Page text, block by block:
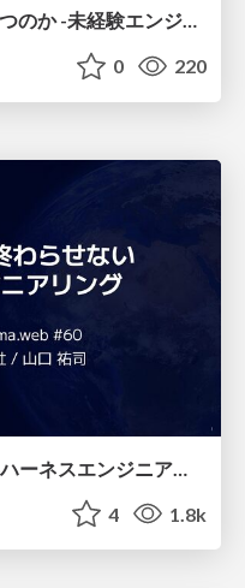
AI時代、エンジニアはどう育つのか -未経験エンジニアの成長を間近で見て考えたこと-
0 220
4 1.8k